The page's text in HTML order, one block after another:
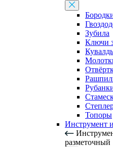
Зубила
Ключи
Топоры
Инструмент
разметочный